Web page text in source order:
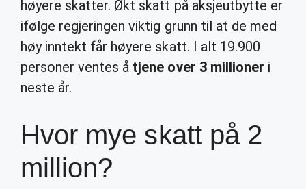
høyere skatter. Økt skatt på aksjeutbytte er
ifølge regjeringen viktig grunn til at de med
høy inntekt får høyere skatt. I alt 19.900
personer ventes å tjene over 3 millioner i
neste år.
Hvor mye skatt på 2
million?